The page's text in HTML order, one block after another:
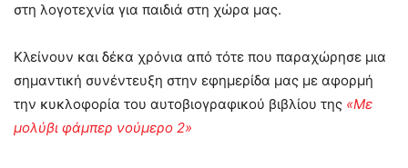
στη λογοτεχνία για παιδιά στη χώρα μας.
Κλείνουν και δέκα χρόνια από τότε που παραχώρησε μια
σημαντική συνέντευξη στην εφημερίδα μας με αφορμή
την κυκλοφορία του αυτοβιογραφικού βιβλίου της «Με
μολύβι φάμπερ νούμερο 2»